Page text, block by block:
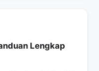
Lengkap